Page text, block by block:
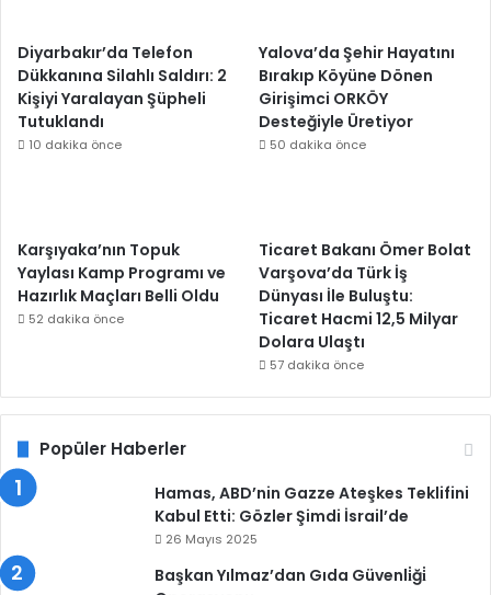
Diyarbakır’da Telefon
Dükkanına Silahlı Saldırı: 2
Kişiyi Yaralayan Şüpheli
Tutuklandı
10 dakika önce
Yalova’da Şehir Hayatını
Bırakıp Köyüne Dönen
Girişimci ORKÖY
Desteğiyle Üretiyor
50 dakika önce
Karşıyaka’nın Topuk
Yaylası Kamp Programı ve
Hazırlık Maçları Belli Oldu
52 dakika önce
Ticaret Bakanı Ömer Bolat
Varşova’da Türk İş
Dünyası İle Buluştu:
Ticaret Hacmi 12,5 Milyar
Dolara Ulaştı
57 dakika önce
Popüler Haberler
Hamas, ABD’nin Gazze Ateşkes Teklifini
Kabul Etti: Gözler Şimdi İsrail’de
26 Mayıs 2025
Başkan Yılmaz’dan Gıda Güvenli̇ği̇